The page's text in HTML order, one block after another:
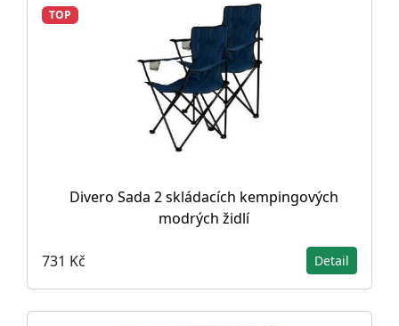
TOP
Divero Sada 2 skládacích kempingových
modrých židlí
731 Kč Detail